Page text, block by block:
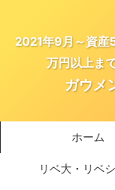
2021年9月～資
万円以上ま
ガウメ
ホーム
リベ大・リベ